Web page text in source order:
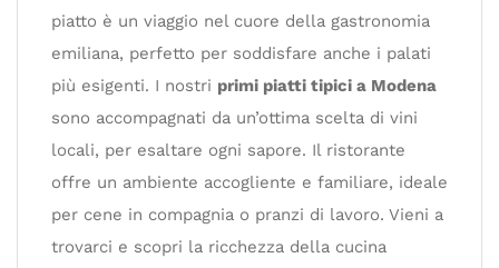
piatto è un viaggio nel cuore della gastronomia
emiliana, perfetto per soddisfare anche i palati
più esigenti. I nostri primi piatti tipici a Modena
sono accompagnati da un’ottima scelta di vini
locali, per esaltare ogni sapore. Il ristorante
offre un ambiente accogliente e familiare, ideale
per cene in compagnia o pranzi di lavoro. Vieni a
trovarci e scopri la ricchezza della cucina